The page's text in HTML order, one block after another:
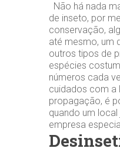
Não há nada
de inseto, por
conservação,
até mesmo, um
outros tipos de
espécies
números cada
cuidados com a
propagação, é
quando um
empresa